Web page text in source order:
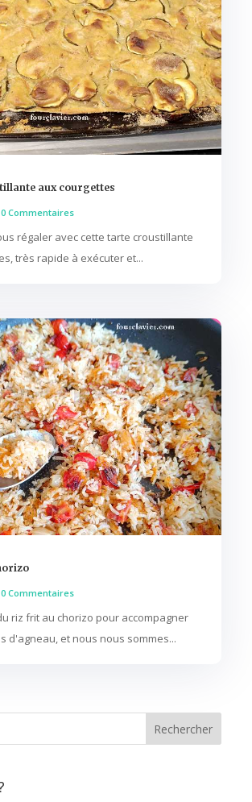
aux courgettes
Commentaires
régaler avec cette tarte croustillante
très rapide à exécuter et...
Commentaires
riz frit au chorizo pour accompagner
d'agneau, et nous nous sommes...